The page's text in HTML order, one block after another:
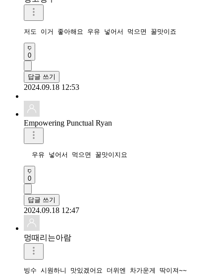
저도 이거 좋아해요 우유 넣어서 먹으면 꿀맛이죠
0
답글 쓰기
2024.09.18 12:53
Empowering Punctual Ryan
우유 넣어서 먹으면 꿀맛이지요
0
답글 쓰기
2024.09.18 12:47
멍때리는아람
빙수 시원하니 맛있겠어요 더위엔 차가운게 딱이져~~